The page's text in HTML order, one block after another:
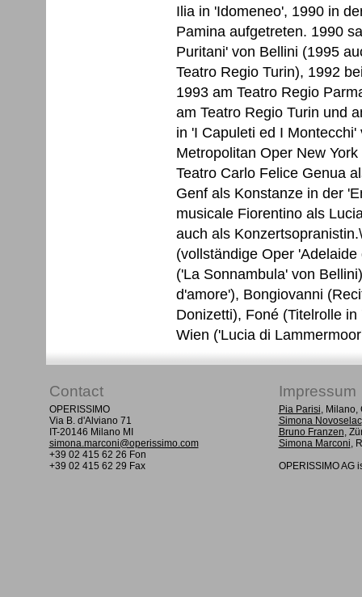
Ilia in 'Idomeneo', 1990 in
Pamina aufgetreten. 1990
Puritani' von Bellini (1995
Teatro Regio Turin), 1992
1993 am Teatro Regio
am Teatro Regio Turin und
in 'I Capuleti ed I
Metropolitan Oper New
Teatro Carlo Felice Genua
Genf als Konstanze in der
musicale Fiorentino als
auch als
(vollständige Oper
('La Sonnambula' von
d'amore'), Bongiovanni
Donizetti), Foné (Titelrolle
Wien ('Lucia di
Contact Impressum
OPERISSIMO
Via B. d'Alviano 71
IT-20146 Milano MI
simona.marconi@operissimo.com
+39 02 415 62 26 Fon
+39 02 415 62 29 Fax
Pia Parisi, Milano,
Simona Novoselac
Bruno Franzen,
Simona Marconi,
OPERISSIMO AG